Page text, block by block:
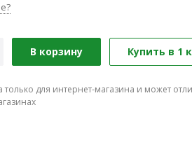
В корзину Купить в 1
только для интернет-магазина и может